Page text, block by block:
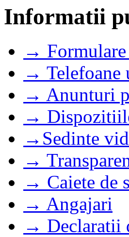
Informatii
→
→ Telefoane
→ Anunturi
→
→Sedinte
→
→ Caiete de
→ Angajari
→ Declaratii